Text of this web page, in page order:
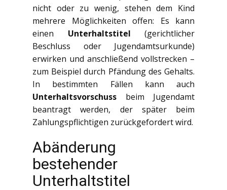
nicht oder zu wenig, stehen dem Kind
mehrere Möglichkeiten offen: Es kann
einen Unterhaltstitel (gerichtlicher
Beschluss oder Jugendamtsurkunde)
erwirken und anschließend vollstrecken –
zum Beispiel durch Pfändung des Gehalts.
In bestimmten Fällen kann auch
Unterhaltsvorschuss beim Jugendamt
beantragt werden, der später beim
Zahlungspflichtigen zurückgefordert wird.
Abänderung
bestehender
Unterhaltstitel